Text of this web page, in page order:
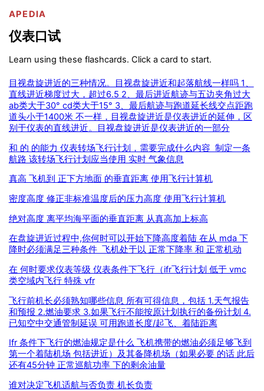
APEDIA
仪表口试
Learn using these flashcards. Click a card to start.
目视盘旋进近的三种情况。目视盘旋进近和起落航线一样吗 1、
直线进近梯度过大，超过6.5 2、最后进近航迹与五边夹角过大
ab类大于30° cd类大于15° 3、最后航迹与跑道延长线交点距跑
道头小于1400米 不一样，目视盘旋进近是仪表进近的延伸，区
别于仪表的直线进近。目视盘旋进近是仪表进近的一部分
和 的 的能力 仪表转场飞行计划，需要完成什么内容 制定一条
航路 该转场飞行计划应当使用 实时 气象信息
真高 飞机到 正下方地面 的垂直距离 使用飞行计算机
密度高度 修正非标准温度后的压力高度 使用飞行计算机
绝对高度 离平均海平面的垂直距离 从真高加上标高
在盘旋进近过程中,你何时可以开始下降高度着陆 在从 mda 下
降时必须满足三种条件 飞机处于以 正常下降率 和 正常机动
在 何时要求仪表等级 仪表条件下飞行（ifr飞行计划 低于 vmc
类空域内飞行 特殊 vfr
飞行前机长必须熟知哪些信息 所有可得信息，包括 1.天气报告
和预报 2.燃油要求 3.如果飞行不能按原计划执行的备份计划 4.
已知空中交通管制延误 可用跑道长度/起飞、着陆距离
Ifr 条件下飞行的燃油规定是什么 飞机携带的燃油必须足够飞到
第一个着陆机场 包括进近）及其备降机场（如果必要 的话 此后
还有45分钟 正常巡航功率 下的剩余油量
谁对决定飞机适航与否负责 机长负责